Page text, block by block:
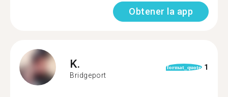
Obtener la app
K.
Bridgeport
format_quote 1